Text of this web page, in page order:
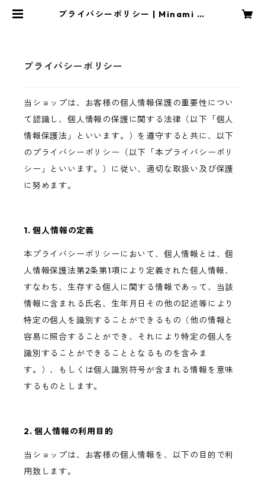
プライバシーポリシー | Minami Ki
プライバシーポリシー
当ショップは、お客様の個人情報保護の重要性につい
て認識し、個人情報の保護に関する法律（以下「個人
情報保護法」といいます。）を遵守すると共に、以下
のプライバシーポリシー（以下「本プライバシーポリ
シー」といいます。）に従い、適切な取扱い及び保護
に努めます。
1. 個人情報の定義
本プライバシーポリシーにおいて、個人情報とは、個
人情報保護法第2条第1項により定義された個人情報、
すなわち、生存する個人に関する情報であって、当該
情報に含まれる氏名、生年月日その他の記述等により
特定の個人を識別することができるもの（他の情報と
容易に照合することができ、それにより特定の個人を
識別することができることとなるものを含みま
す。）、もしくは個人識別符号が含まれる情報を意味
するものとします。
2. 個人情報の利用目的
当ショップは、お客様の個人情報を、以下の目的で利
用致します。